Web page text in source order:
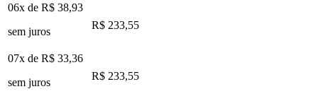
06x de R$ 38,93
sem juros
R$ 233,55
07x de R$ 33,36
sem juros
R$ 233,55